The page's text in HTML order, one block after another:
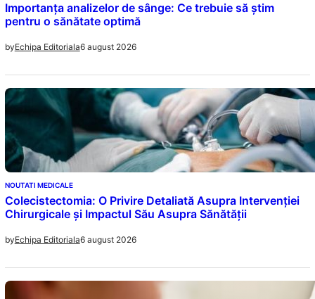
Importanța analizelor de sânge: Ce trebuie să știm
pentru o sănătate optimă
byEchipa Editoriala6 august 2026
NOUTATI MEDICALE
Colecistectomia: O Privire Detaliată Asupra Intervenției
Chirurgicale și Impactul Său Asupra Sănătății
byEchipa Editoriala6 august 2026